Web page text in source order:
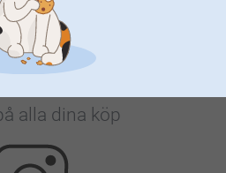
alla dina köp